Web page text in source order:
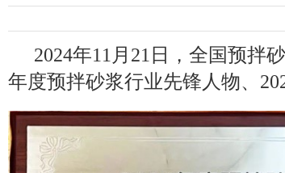
2024年11 月 21 日，全国预拌
年度预拌砂浆行业先锋人物、